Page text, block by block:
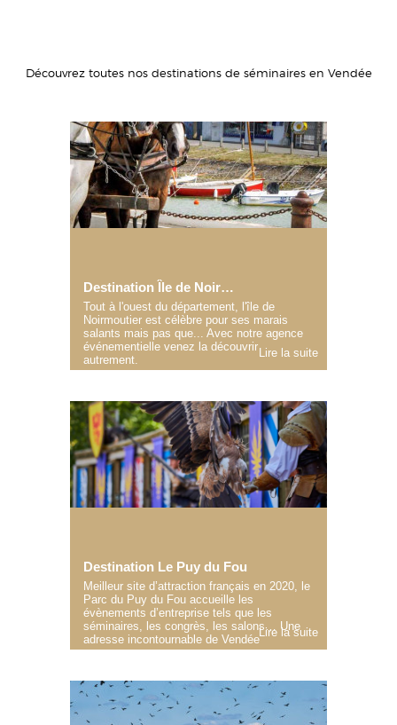
Découvrez toutes nos destinations de séminaires en Vendée
Destination Île de Noirmoutier
Tout à l'ouest du département, l'île de
Noirmoutier est célèbre pour ses marais
salants mais pas que... Avec notre agence
événementielle venez la découvrir
autrement.
Lire la suite
Destination Le Puy du Fou
Meilleur site d’attraction français en 2020, le
Parc du Puy du Fou accueille les
évènements d’entreprise tels que les
séminaires, les congrès, les salons… Une
adresse incontournable de Vendée
Lire la suite